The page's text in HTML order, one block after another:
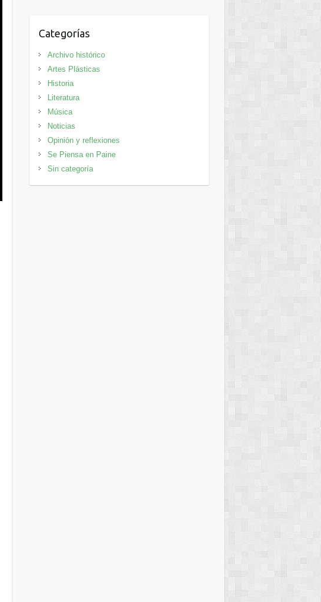
Categorías
Archivo histórico
Artes Plásticas
Historia
Literatura
Música
Noticias
Opinión y reflexiones
Se Piensa en Paine
Sin categoría